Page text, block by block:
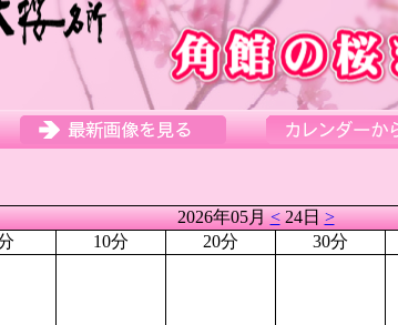
2026年05月<24日>
10分 20分 30分